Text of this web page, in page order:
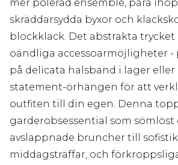
mer polerad ensemble, para
skräddarsydda byxor och
blockklack. Det abstrakta
oändliga accessoarmöjligheter -
på delicata halsband i lager eller
statement-örhängen för att
outfiten till din egen. Denna
garderobsessential som sömlöst
avslappnade bruncher till
middagsträffar, och